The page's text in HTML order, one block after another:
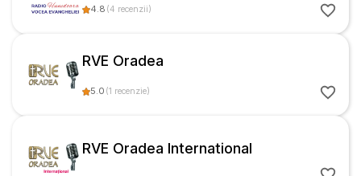
4.8 (4 recenzii)
RVE Oradea
5.0 (1 recenzie)
RVE Oradea International